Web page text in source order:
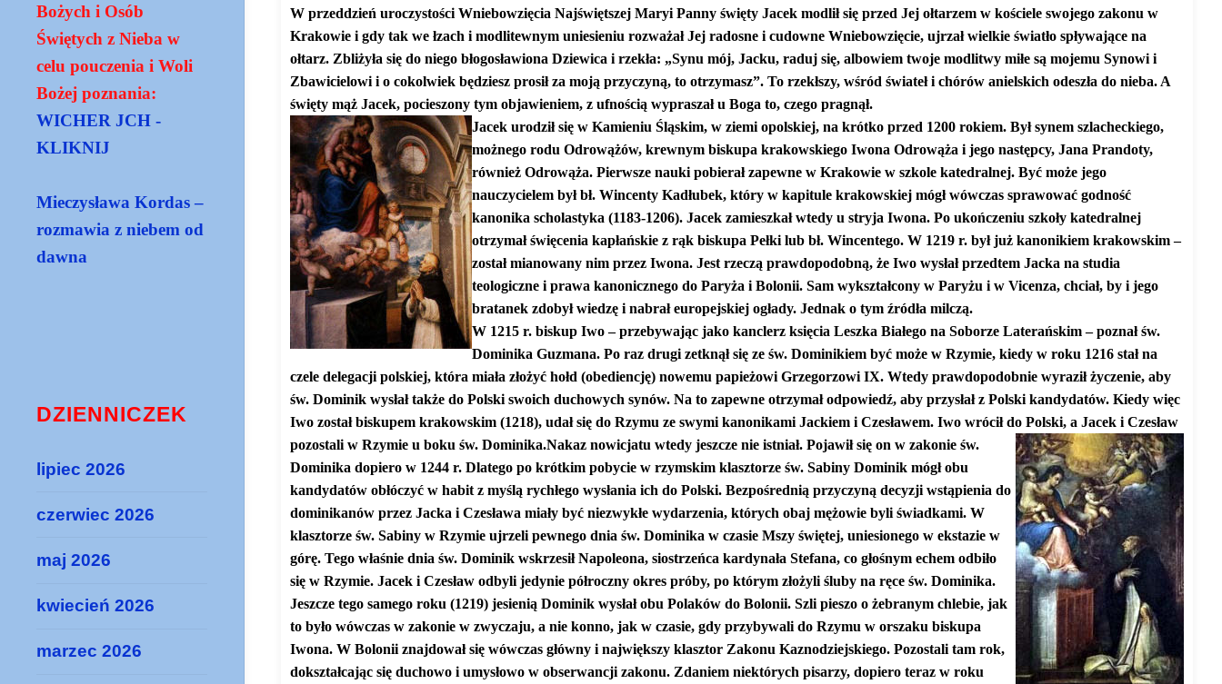
W przeddzień uroczystości Wniebowzięcia Najświętszej Maryi Panny święty Jacek modlił się przed Jej ołtarzem w kościele swojego zakonu w
Krakowie i gdy tak we łzach i modlitewnym uniesieniu rozważał Jej radosne i cudowne Wniebowzięcie, ujrzał wielkie światło spływające na
ołtarz. Zbliżyła się do niego błogosławiona Dziewica i rzekła: „Synu mój, Jacku, raduj się, albowiem twoje modlitwy miłe są mojemu Synowi i
Zbawicielowi i o cokolwiek będziesz prosił za moją przyczyną, to otrzymasz”. To rzekłszy, wśród świateł i chórów anielskich odeszła do nieba. A
święty mąż Jacek, pocieszony tym objawieniem, z ufnością wypraszał u Boga to, czego pragnął.
Jacek urodził się w Kamieniu Śląskim, w ziemi opolskiej, na krótko przed 1200 rokiem. Był synem szlacheckiego,
możnego rodu Odrowążów, krewnym biskupa krakowskiego Iwona Odrowąża i jego następcy, Jana Prandoty,
również Odrowąża. Pierwsze nauki pobierał zapewne w Krakowie w szkole katedralnej. Być może jego
nauczycielem był bł. Wincenty Kadłubek, który w kapitule krakowskiej mógł wówczas sprawować godność
kanonika scholastyka (1183-1206). Jacek zamieszkał wtedy u stryja Iwona. Po ukończeniu szkoły katedralnej
otrzymał święcenia kapłańskie z rąk biskupa Pełki lub bł. Wincentego. W 1219 r. był już kanonikiem krakowskim –
został mianowany nim przez Iwona. Jest rzeczą prawdopodobną, że Iwo wysłał przedtem Jacka na studia
teologiczne i prawa kanonicznego do Paryża i Bolonii. Sam wykształcony w Paryżu i w Vicenza, chciał, by i jego
bratanek zdobył wiedzę i nabrał europejskiej ogłady. Jednak o tym źródła milczą.
W 1215 r. biskup Iwo – przebywając jako kanclerz księcia Leszka Białego na Soborze Laterańskim – poznał św.
Dominika Guzmana. Po raz drugi zetknął się ze św. Dominikiem być może w Rzymie, kiedy w roku 1216 stał na
czele delegacji polskiej, która miała złożyć hołd (obediencję) nowemu papieżowi Grzegorzowi IX. Wtedy prawdopodobnie wyraził życzenie, aby
św. Dominik wysłał także do Polski swoich duchowych synów. Na to zapewne otrzymał odpowiedź, aby przysłał z Polski kandydatów. Kiedy więc
Iwo został biskupem krakowskim (1218), udał się do Rzymu ze swymi kanonikami Jackiem i Czesławem. Iwo wrócił do Polski, a Jacek i Czesław
pozostali w Rzymie u boku św. Dominika.Nakaz nowicjatu wtedy jeszcze nie istniał. Pojawił się on w zakonie św.
Dominika dopiero w 1244 r. Dlatego po krótkim pobycie w rzymskim klasztorze św. Sabiny Dominik mógł obu
kandydatów obłóczyć w habit z myślą rychłego wysłania ich do Polski. Bezpośrednią przyczyną decyzji wstąpienia do
dominikanów przez Jacka i Czesława miały być niezwykłe wydarzenia, których obaj mężowie byli świadkami. W
klasztorze św. Sabiny w Rzymie ujrzeli pewnego dnia św. Dominika w czasie Mszy świętej, uniesionego w ekstazie w
górę. Tego właśnie dnia św. Dominik wskrzesił Napoleona, siostrzeńca kardynała Stefana, co głośnym echem odbiło
się w Rzymie. Jacek i Czesław odbyli jedynie półroczny okres próby, po którym złożyli śluby na ręce św. Dominika.
Jeszcze tego samego roku (1219) jesienią Dominik wysłał obu Polaków do Bolonii. Szli pieszo o żebranym chlebie, jak
to było wówczas w zakonie w zwyczaju, a nie konno, jak w czasie, gdy przybywali do Rzymu w orszaku biskupa
Iwona. W Bolonii znajdował się wówczas główny i największy klasztor Zakonu Kaznodziejskiego. Pozostali tam rok,
dokształcając się duchowo i umysłowo w obserwancji zakonu. Zdaniem niektórych pisarzy, dopiero teraz w roku
Bożych i Osób
Świętych z Nieba w
celu pouczenia i Woli
Bożej poznania:
WICHER JCH -
KLIKNIJ
Mieczysława Kordas –
rozmawia z niebem od
dawna
DZIENNICZEK
lipiec 2026
czerwiec 2026
maj 2026
kwiecień 2026
marzec 2026